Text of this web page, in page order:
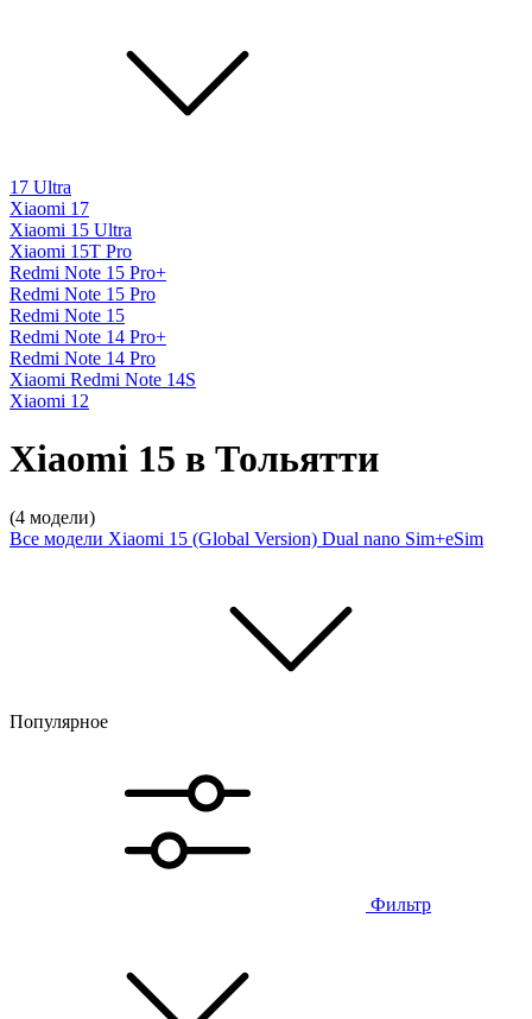
17 Ultra
Xiaomi 17
Xiaomi 15 Ultra
Xiaomi 15T Pro
Redmi Note 15 Pro+
Redmi Note 15 Pro
Redmi Note 15
Redmi Note 14 Pro+
Redmi Note 14 Pro
Xiaomi Redmi Note 14S
Xiaomi 12
Xiaomi 15 в Тольятти
(4 модели)
Все модели Xiaomi 15 (Global Version) Dual nano Sim+eSim
Популярное
Фильтр